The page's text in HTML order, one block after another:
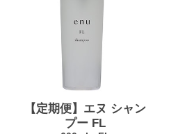
【定期便】エヌ シャン
プー FL